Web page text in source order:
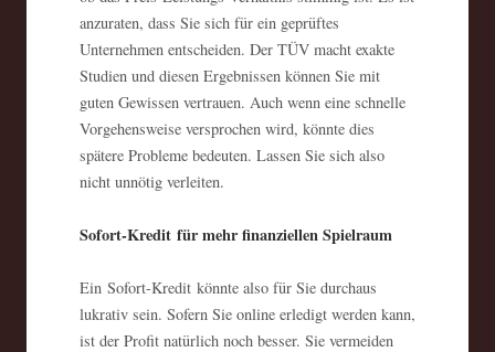
anzuraten, dass Sie sich für ein geprüftes
Unternehmen entscheiden. Der TÜV macht exakte
Studien und diesen Ergebnissen können Sie mit
guten Gewissen vertrauen. Auch wenn eine schnelle
Vorgehensweise versprochen wird, könnte dies
spätere Probleme bedeuten. Lassen Sie sich also
nicht unnötig verleiten.
Sofort-Kredit für mehr finanziellen Spielraum
Ein Sofort-Kredit könnte also für Sie durchaus
lukrativ sein. Sofern Sie online erledigt werden kann,
ist der Profit natürlich noch besser. Sie vermeiden